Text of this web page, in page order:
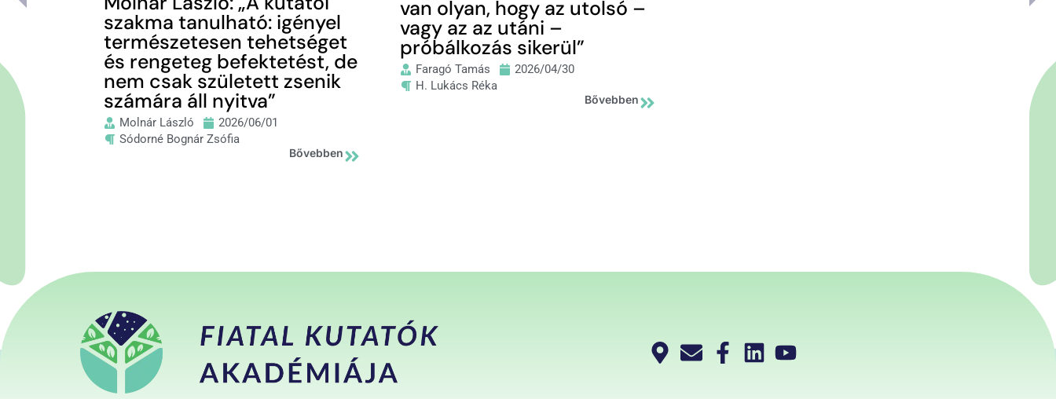
szakma tanulható: igényel
természetesen tehetséget
és rengeteg befektetést, de
nem csak született zsenik
számára áll nyitva”
Molnár László
2026/06/01
Sódorné Bognár Zsófia
Bővebben
van olyan, hogy az utolsó –
vagy az az utáni –
próbálkozás sikerül”
Faragó Tamás
2026/04/30
H. Lukács Réka
Bővebben